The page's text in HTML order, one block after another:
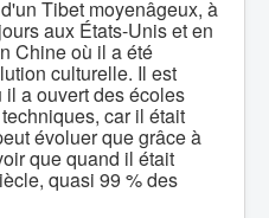
Tibet moyenâgeux, à
aux États-Unis et en
Chine où il a été
culturelle. Il est
a ouvert des écoles
car il était
évoluer que grâce à
que quand il était
quasi 99 % des